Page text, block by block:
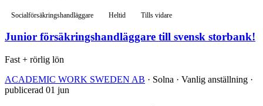
Socialförsäkringshandläggare Heltid Tills vidare
Junior försäkringshandläggare till svensk storbank!
Fast + rörlig lön
ACADEMIC WORK SWEDEN AB · Solna · Vanlig anställning ·
publicerad 01 jun